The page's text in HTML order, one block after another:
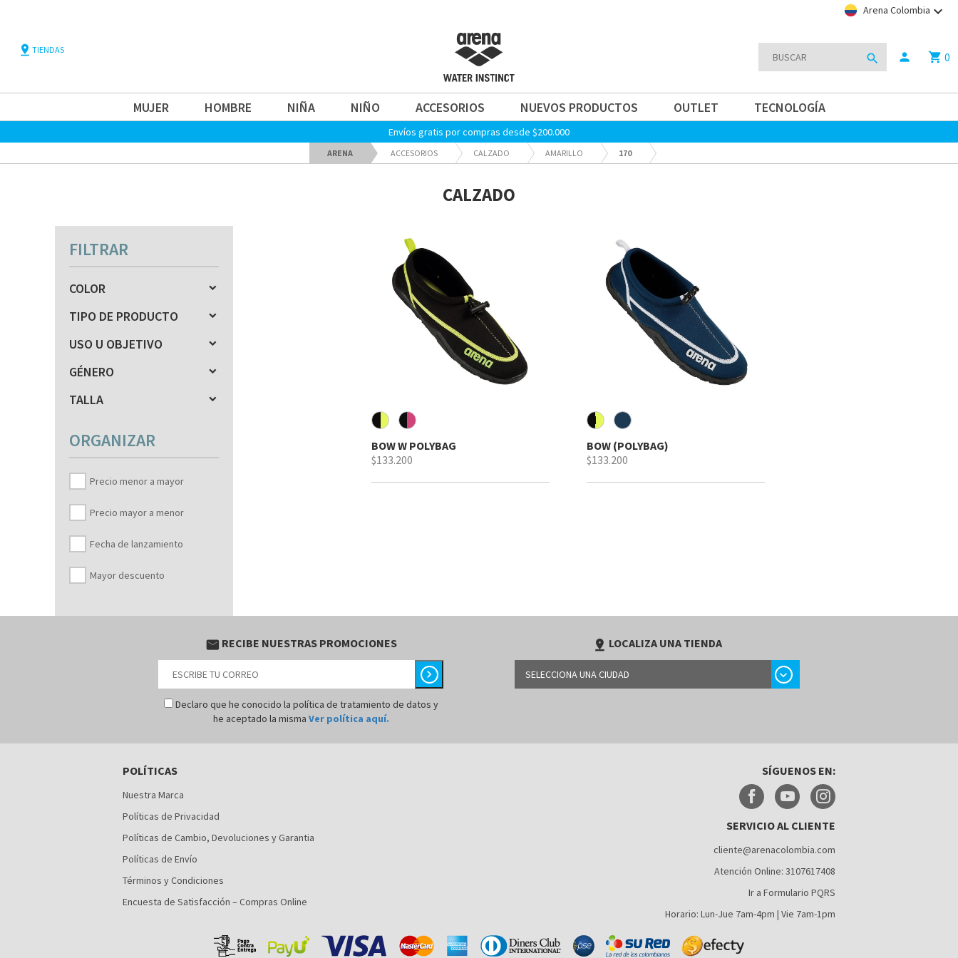
Arena Colombia keyboard_arrow_down
pin_drop TIENDAS
search person shopping_cart 0
MUJER HOMBRE NIÑA NIÑO ACCESORIOS NUEVOS PRODUCTOS OUTLET TECNOLOGÍA
Envíos gratis por compras desde $200.000
ARENA ACCESORIOS CALZADO AMARILLO 170
CALZADO
FILTRAR
COLOR
TIPO DE PRODUCTO
USO U OBJETIVO
GÉNERO
TALLA
ORGANIZAR
Precio menor a mayor
Precio mayor a menor
Fecha de lanzamiento
Mayor descuento
BOW W POLYBAG
$133.200
BOW (POLYBAG)
$133.200
email RECIBE NUESTRAS PROMOCIONES
chevron_right
Declaro que he conocido la política de tratamiento de datos y
he aceptado la misma Ver política aquí.
pin_drop LOCALIZA UNA TIENDA
SELECCIONA UNA CIUDAD chevron_right
POLÍTICAS
Nuestra Marca
Políticas de Privacidad
Políticas de Cambio, Devoluciones y Garantia
Políticas de Envío
Términos y Condiciones
Encuesta de Satisfacción – Compras Online
SÍGUENOS EN:
SERVICIO AL CLIENTE
cliente@arenacolombia.com
Atención Online: 3107617408
Ir a Formulario PQRS
Horario: Lun-Jue 7am-4pm | Vie 7am-1pm